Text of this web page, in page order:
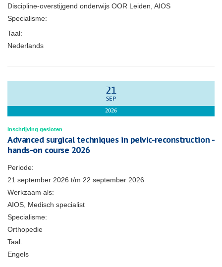
Discipline-overstijgend onderwijs OOR Leiden, AIOS
Specialisme:
Taal:
Nederlands
21
SEP
2026
Inschrijving gesloten
Advanced surgical techniques in pelvic-reconstruction -
hands-on course 2026
Periode:
21 september 2026 t/m 22 september 2026
Werkzaam als:
AIOS, Medisch specialist
Specialisme:
Orthopedie
Taal:
Engels